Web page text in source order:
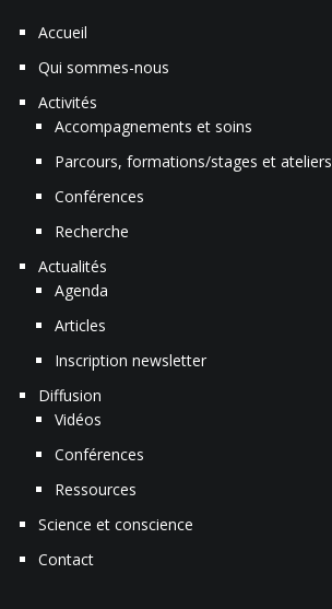
Accueil
Qui sommes-nous
Activités
Accompagnements et soins
Parcours, formations/stages et ateliers
Conférences
Recherche
Actualités
Agenda
Articles
Inscription newsletter
Diffusion
Vidéos
Conférences
Ressources
Science et conscience
Contact